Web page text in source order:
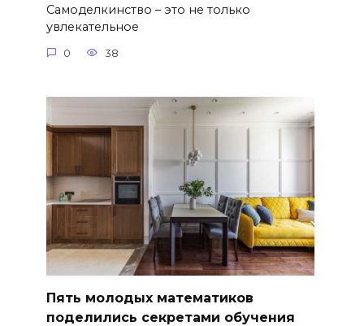
Самоделкинство – это не только
увлекательное
0 38
Пять молодых математиков
поделились секретами обучения